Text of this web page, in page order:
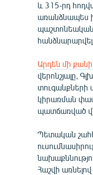
և 315-րդ
առանձնապես
պաշտոնեական
Արդեն մի
վերոնշյալը,
տուգանքների
կիրառման
պատճառված
Պետական
Հաշվի